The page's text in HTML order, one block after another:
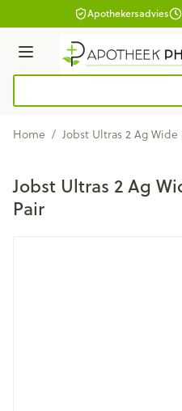
Ga naar de inhoudApothekersadvies
Menu
Home / Jobst Ultras 2 Ag Wide
Jobst Ultras 2 Ag
Pair